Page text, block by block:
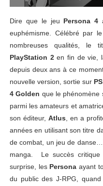
Dire que le jeu Persona 4
euphémisme. Célébré par
nombreuses qualités, le
PlayStation 2en fin de vie,
depuis deux ans à ce
nouvelle version, sortie sur
4 Golden que le phénomène
parmi les amateurs et
son éditeur, Atlus , en a
années en utilisant son titre
de combat, un jeu de
manga. Le succès critique
surprise, les Persona ayant
du public des J-RPG,